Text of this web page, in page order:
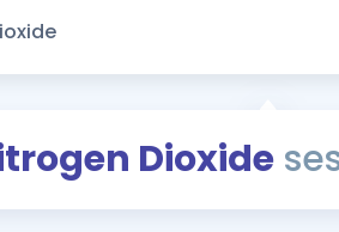
Dioxide